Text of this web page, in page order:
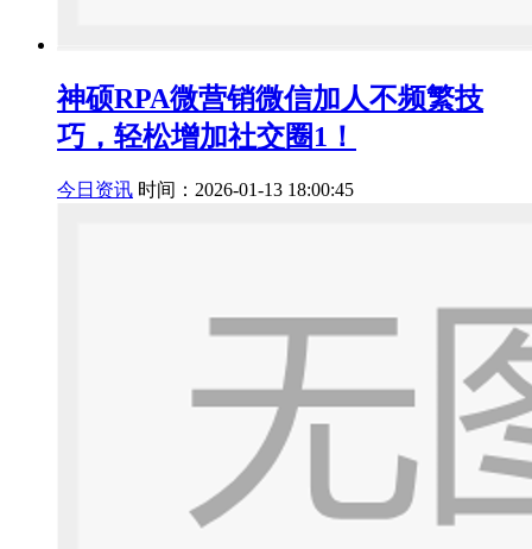
神硕RPA微营销微信加人不频繁技
巧，轻松增加社交圈1！
今日资讯 时间：2026-01-13 18:00:45